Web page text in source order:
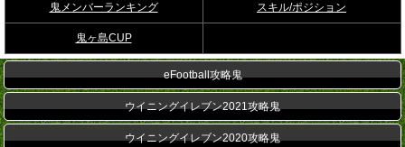
鬼メンバーランキング スキル/ポジション
鬼ヶ島CUP
eFootball攻略鬼
ウイニングイレブン2021攻略鬼
ウイニングイレブン2020攻略鬼